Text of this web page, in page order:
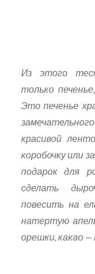
Из этого
только
Это печенье
красивой
коробочку или
подарок для
сделать
повесить на
натертую
орешки, какао —